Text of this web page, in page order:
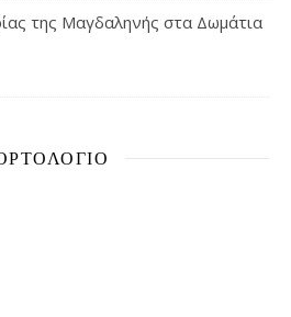
της Μαγδαληνής στα Δωμάτια